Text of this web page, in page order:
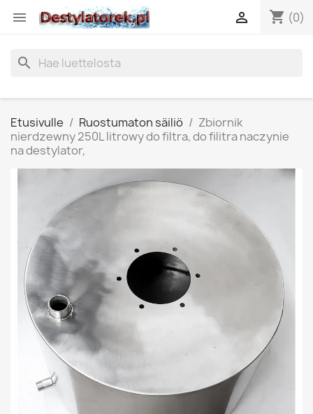
 shopping_cart (0)

search
Etusivulle Ruostumaton säiliö
Zbiornik
nierdzewny 250L litrowy do filtra, do filitra naczynie
na destylator,